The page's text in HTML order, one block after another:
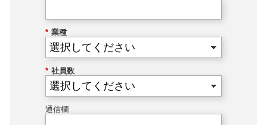
* 業種
* 社員数
通信欄